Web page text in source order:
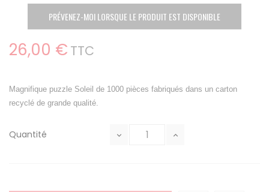
PRÉVENEZ-MOI LORSQUE LE PRODUIT EST DISPONIBLE
26,00 € TTC
Magnifique puzzle Soleil de 1000 pièces fabriqués dans un carton
recyclé de grande qualité.
Quantité